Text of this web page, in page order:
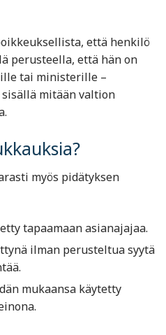
että henkilö
perusteella, että hän on
tai ministerille –
mitään valtion
myös pidätyksen
tapaamaan asianajajaa.
ilman perusteltua syytä
mukaansa käytetty